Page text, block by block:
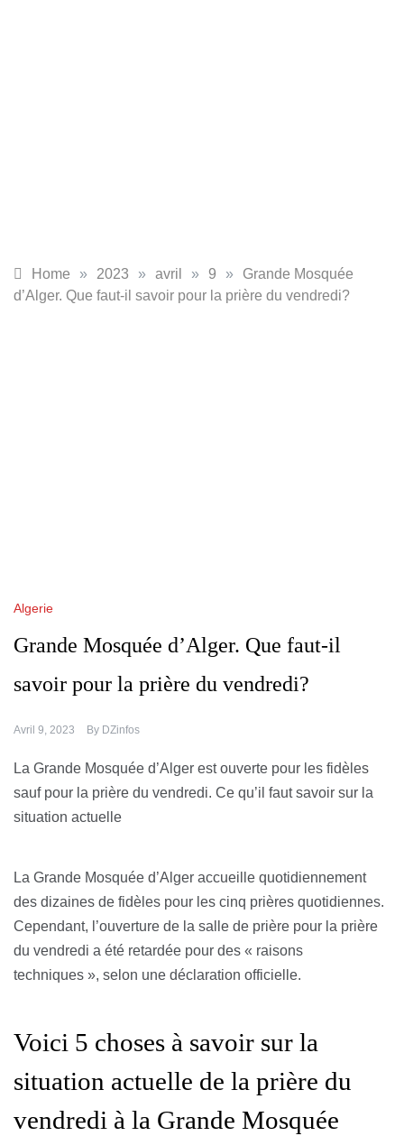
Home » 2023 » avril » 9 »
Grande Mosquée
d’Alger. Que faut-il savoir pour la prière du vendredi?
Algerie
Grande Mosquée d’Alger. Que faut-il
savoir pour la prière du vendredi?
Avril 9, 2023 By DZinfos
La Grande Mosquée d’Alger est ouverte pour les fidèles
sauf pour la prière du vendredi. Ce qu’il faut savoir sur la
situation actuelle
La Grande Mosquée d’Alger accueille quotidiennement
des dizaines de fidèles pour les cinq prières quotidiennes.
Cependant, l’ouverture de la salle de prière pour la prière
du vendredi a été retardée pour des « raisons
techniques », selon une déclaration officielle.
Voici 5 choses à savoir sur la
situation actuelle de la prière du
vendredi à la Grande Mosquée